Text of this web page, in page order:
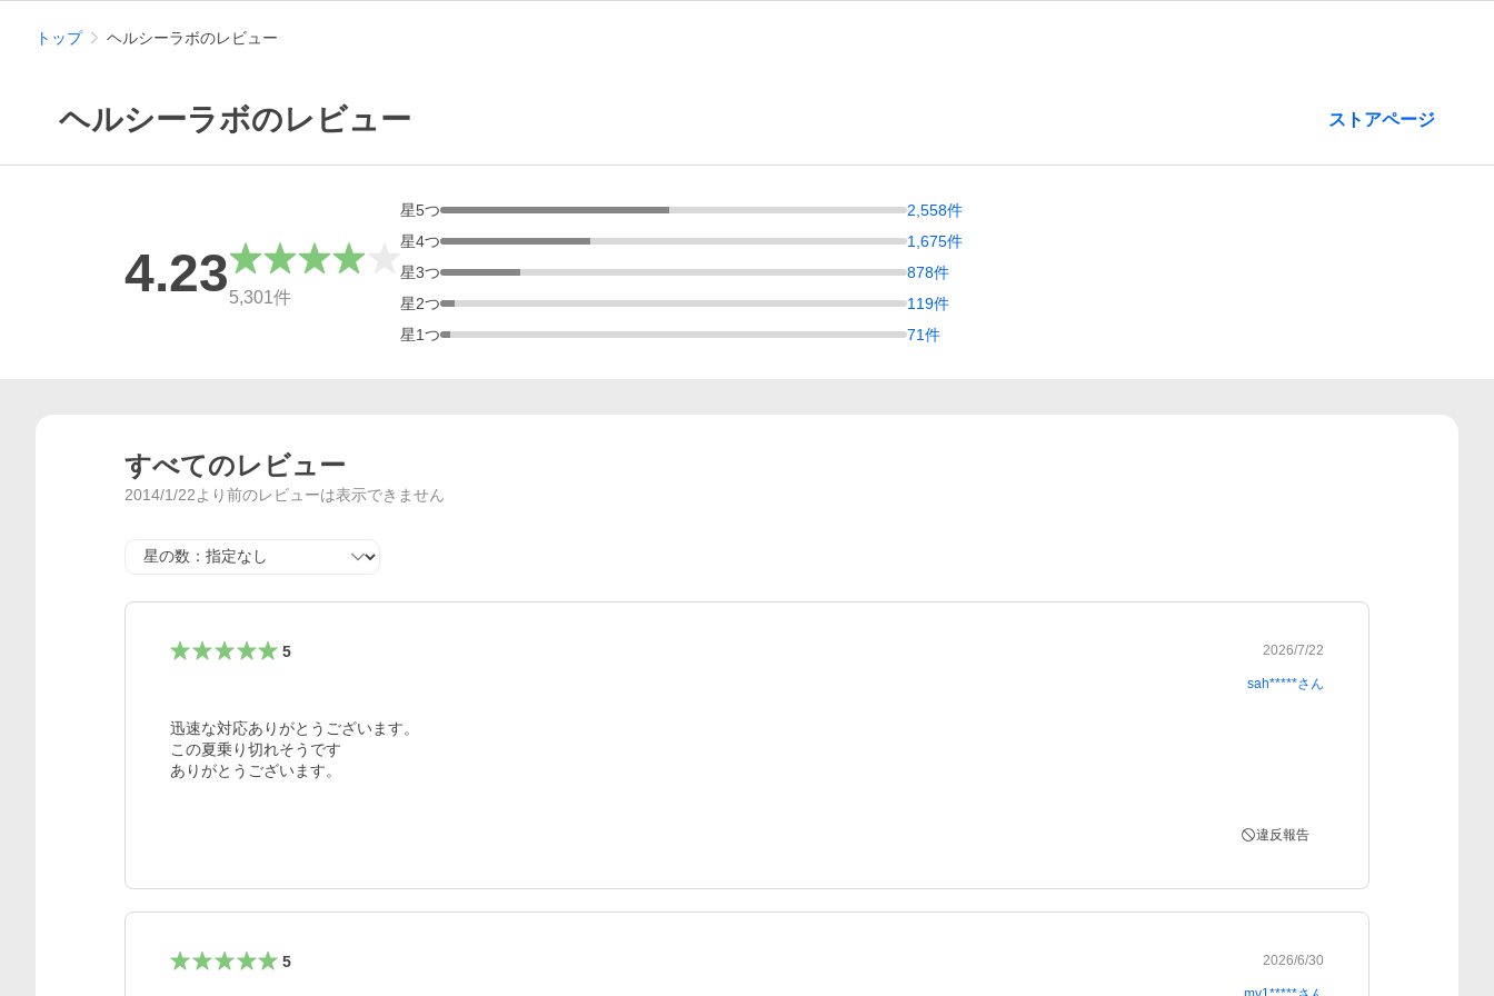
トップ ヘルシーラボのレビュー
ヘルシーラボのレビュー ストアページ
総合評価
4.235,301件
星5つ 2,558件
星4つ 1,675件
星3つ 878件
星2つ 119件
星1つ 71件
すべてのレビュー
2014/1/22より前のレビューは表示できません
星の数
5 2026/7/22
sah*****さん
迅速な対応ありがとうございます。
この夏乗り切れそうです
違反報告
5 2026/6/30